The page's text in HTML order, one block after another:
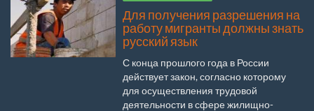
Для получения разрешения на
работу мигранты должны знать
русский язык
С конца прошлого года в России
действует закон, согласно которому
для осуществления трудовой
деятельности в сфере жилищно-